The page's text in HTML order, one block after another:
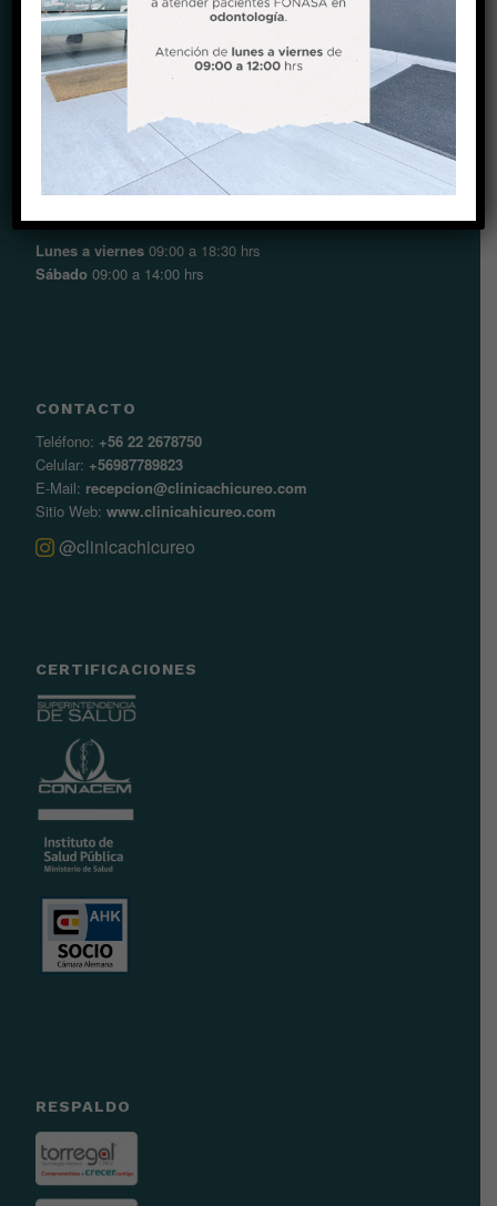
Camino El Algarrobo parcela 30, Chicureo, Colina.
Ver Mapa (Waze)
Ver Mapa (Google maps)
HORARIOS
Lunes a viernes 09:00 a 18:30 hrs
Sábado 09:00 a 14:00 hrs
CONTACTO
Teléfono: +56 22 2678750
Celular: +56987789823
E-Mail: recepcion@clinicachicureo.com
Sitio Web:www.clinicahicureo.com
@clinicachicureo
CERTIFICACIONES
RESPALDO